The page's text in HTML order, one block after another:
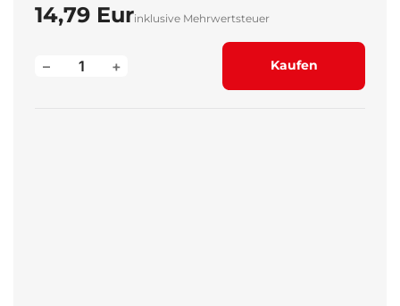
14,79 Eurinklusive Mehrwertsteuer
+
– Kaufen